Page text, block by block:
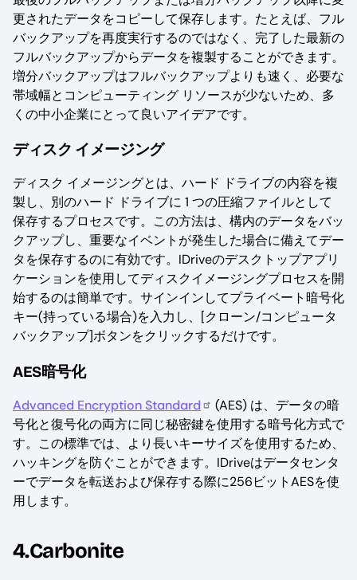
更されたデータをコピーして保存します。たとえば、フル
バックアップを再度実行するのではなく、完了した最新の
フルバックアップからデータを複製することができます。
増分バックアップはフルバックアップよりも速く、必要な
帯域幅とコンピューティング リソースが少ないため、多
くの中小企業にとって良いアイデアです。
ディスク イメージング
ディスク イメージングとは、ハード ドライブの内容を複
製し、別のハード ドライブに 1 つの圧縮ファイルとして
保存するプロセスです。この方法は、構内のデータをバッ
クアップし、重要なイベントが発生した場合に備えてデー
タを保存するのに有効です。IDriveのデスクトップアプリ
ケーションを使用してディスクイメージングプロセスを開
始するのは簡単です。サインインしてプライベート暗号化
キー(持っている場合)を入力し、[クローン/コンピュータ
バックアップ]ボタンをクリックするだけです。
AES暗号化
Advanced Encryption Standard
(AES) は、データの暗
号化と復号化の両方に同じ秘密鍵を使用する暗号化方式で
す。この標準では、より長いキーサイズを使用するため、
ハッキングを防ぐことができます。IDriveはデータセンタ
ーでデータを転送および保存する際に256ビットAESを使
用します。
4.Carbonite